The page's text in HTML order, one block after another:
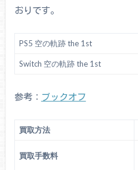
おりです。
PS5 空の軌跡 the 1st
Switch 空の軌跡 the 1st
参考： ブックオフ
買取方法
買取手数料